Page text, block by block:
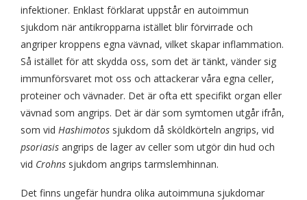
infektioner. Enklast förklarat uppstår en autoimmun
sjukdom när antikropparna istället blir förvirrade och
angriper kroppens egna vävnad, vilket skapar inflammation.
Så istället för att skydda oss, som det är tänkt, vänder sig
immunförsvaret mot oss och attackerar våra egna celler,
proteiner och vävnader. Det är ofta ett specifikt organ eller
vävnad som angrips. Det är där som symtomen utgår ifrån,
som vid Hashimotos sjukdom då sköldkörteln angrips, vid
psoriasis angrips de lager av celler som utgör din hud och
vid Crohns sjukdom angrips tarmslemhinnan.
Det finns ungefär hundra olika autoimmuna sjukdomar